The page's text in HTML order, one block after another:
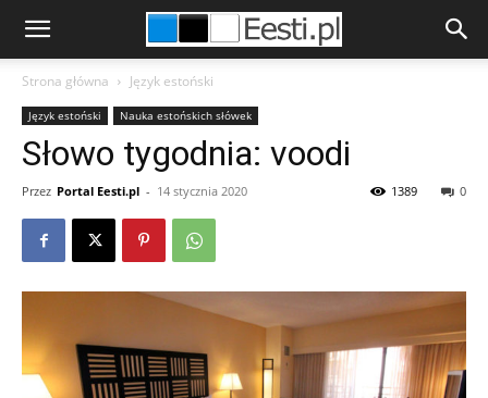
Strona główna Język estoński
Język estoński Nauka estońskich słówek
Słowo tygodnia: voodi
Przez Portal Eesti.pl - 14 stycznia 2020 0
1389